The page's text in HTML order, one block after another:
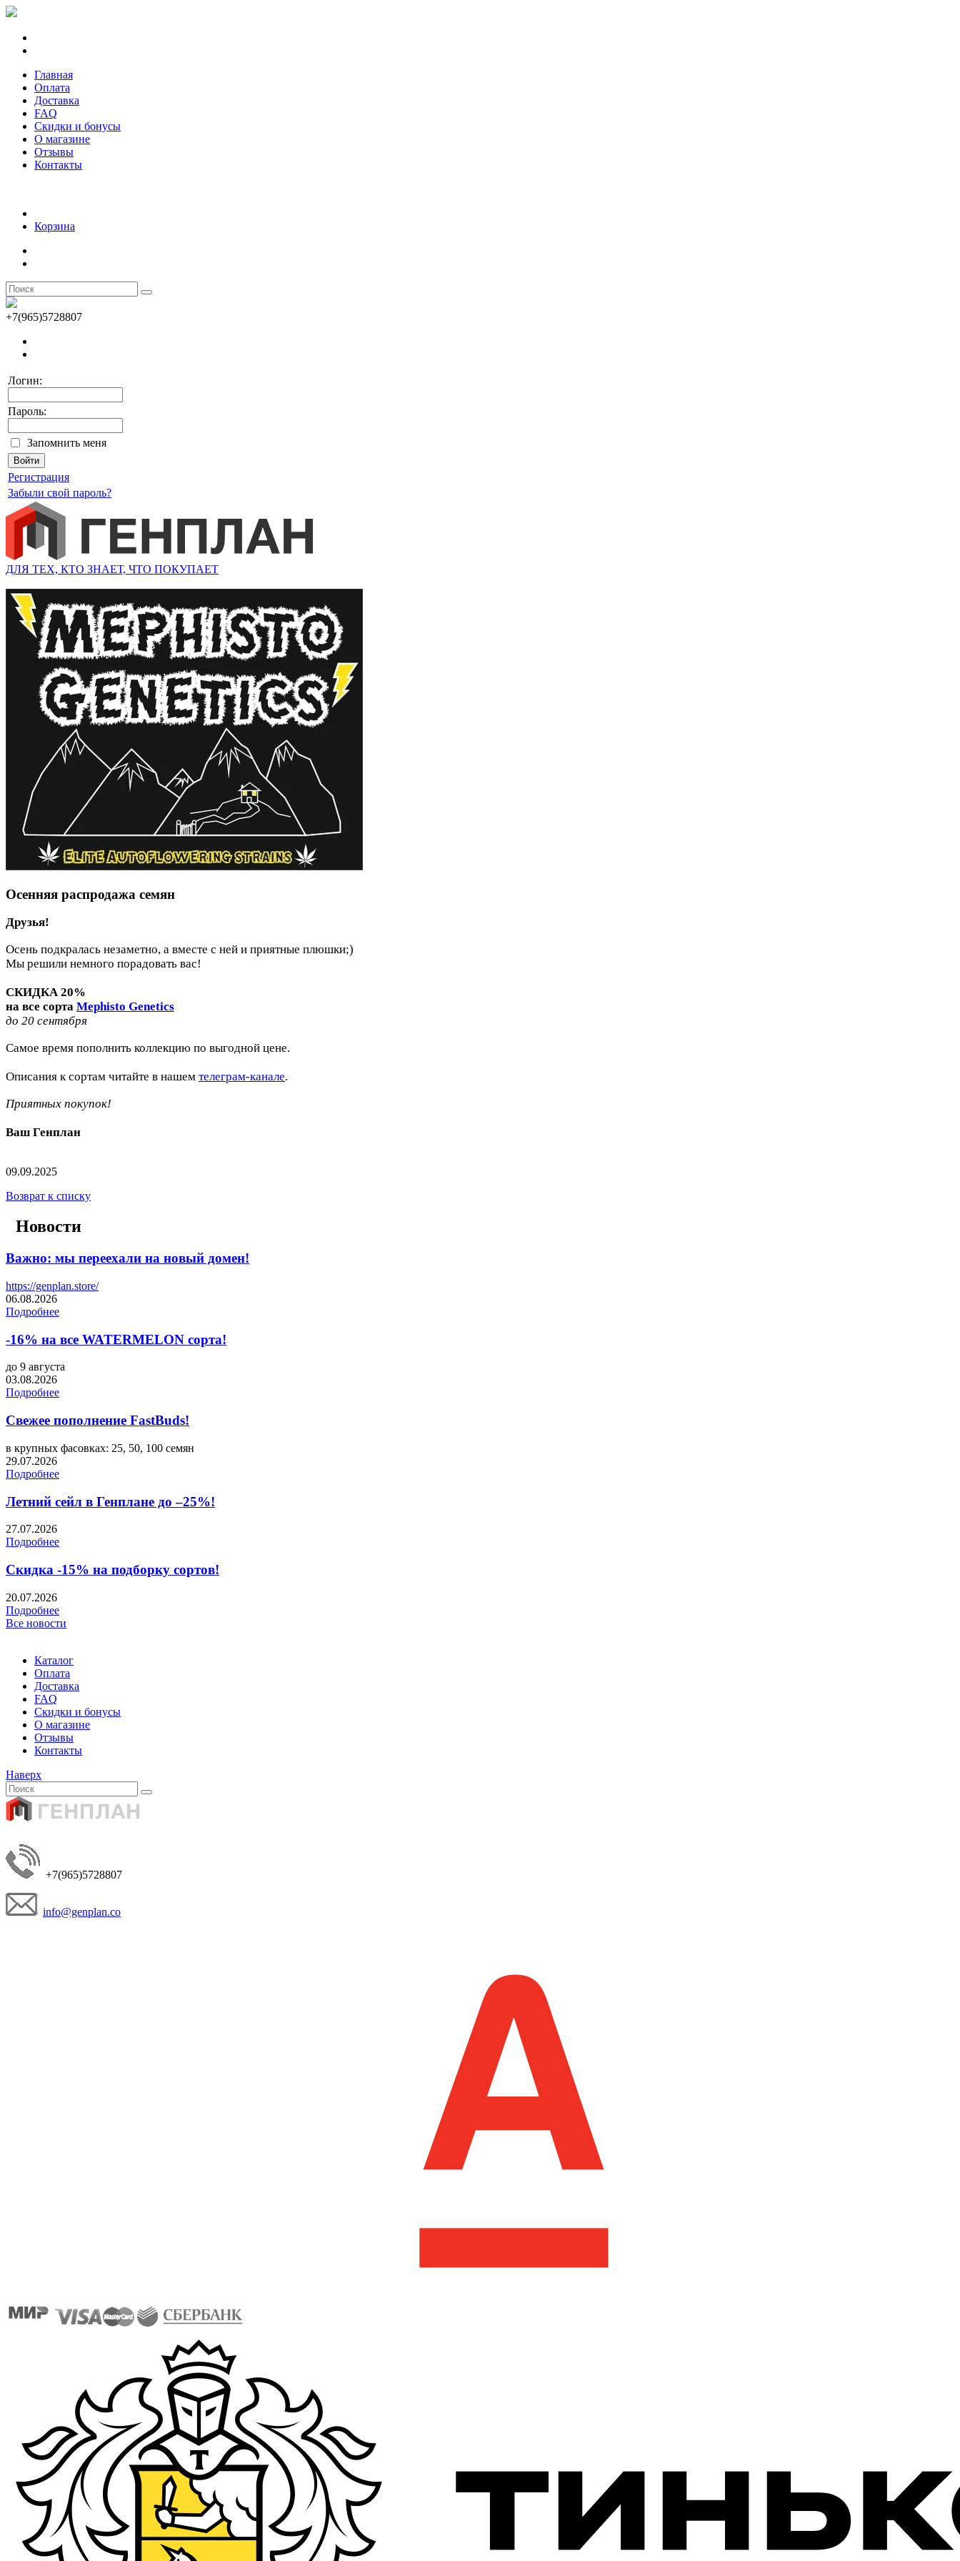
Главная
Оплата
Доставка
FAQ
Скидки и бонусы
О магазине
Отзывы
Контакты
Корзина
+7(965)5728807
Логин:
Пароль:
Запомнить меня
Регистрация
Забыли свой пароль?
ДЛЯ ТЕХ, КТО ЗНАЕТ, ЧТО ПОКУПАЕТ
Осенняя распродажа семян
Друзья!
Осень подкралась незаметно, а вместе с ней и приятные плюшки;)
Мы решили немного порадовать вас!
СКИДКА 20%
на все сорта Mephisto Genetics
до 20 сентября
Самое время пополнить коллекцию по выгодной цене.
Описания к сортам читайте в нашем телеграм-канале.
Приятных покупок!
Ваш Генплан
09.09.2025
Возврат к списку
Новости
Важно: мы переехали на новый домен!
https://genplan.store/
06.08.2026
Подробнее
-16% на все WATERMELON сорта!
до 9 августа
03.08.2026
Подробнее
Свежее пополнение FastBuds!
в крупных фасовках: 25, 50, 100 семян
29.07.2026
Подробнее
Летний сейл в Генплане до –25%!
27.07.2026
Подробнее
Скидка -15% на подборку сортов!
20.07.2026
Подробнее
Все новости
Каталог
Оплата
Доставка
FAQ
Скидки и бонусы
О магазине
Отзывы
Контакты
Наверх
+7(965)5728807
info@genplan.co